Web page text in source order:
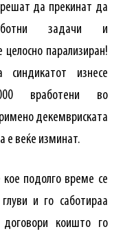
да прекинат да
задачи и
парализиран!
изнесе
вработени во
декемвриската
е веќе изминат.
подолго време се
и го саботираа
коишто го